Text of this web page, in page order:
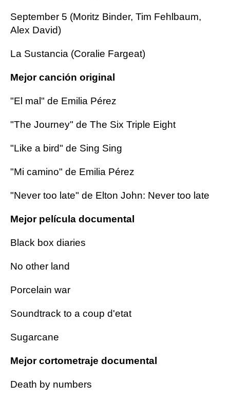
September 5 (Moritz Binder, Tim Fehlbaum,
Alex David)
La Sustancia (Coralie Fargeat)
Mejor canción original
"El mal" de Emilia Pérez
"The Journey" de The Six Triple Eight
"Like a bird" de Sing Sing
"Mi camino" de Emilia Pérez
"Never too late" de Elton John: Never too late
Mejor película documental
Black box diaries
No other land
Porcelain war
Soundtrack to a coup d'etat
Sugarcane
Mejor cortometraje documental
Death by numbers